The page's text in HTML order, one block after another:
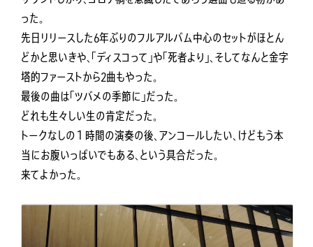
った。
先日リリースした6年ぶりのフルアルバム中心のセットがほとん
どかと思いきや、「ディスコって」や「死者より」、そしてなんと金字
塔的ファーストから2曲もやった。
最後の曲は「ツバメの季節に」だった。
どれも生々しい生の肯定だった。
トークなしの１時間の演奏の後、アンコールしたい、けどもう本
当にお腹いっぱいでもある、という具合だった。
来てよかった。